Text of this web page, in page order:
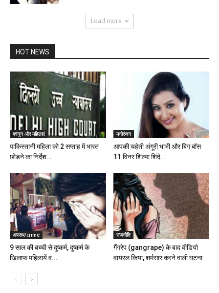
Load more
HOT NEWS
कानून और महिलाएं
पाकिस्तानी महिला को 2 सप्ताह में भारत
छोड़ने का निर्देश…
मनोरंजन
आपकी चहेती अंगूरी भाभी और बिग बॉस
11 विनर शिल्पा शिंदे...
अपराध/crime
9 साल की बच्ची से दुष्कर्म, दुष्कर्म के
खिलाफ महिलायें व...
राजनीति
गैंगरेप (gangrape) के बाद वीडियो
वायरल किया, शर्मसार करने वाली घटना